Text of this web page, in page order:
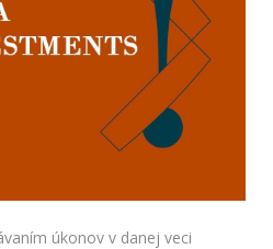
úkonov v danej veci